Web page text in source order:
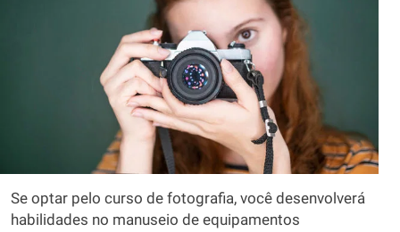
Se optar pelo curso de fotografia, você desenvolverá
habilidades no manuseio de equipamentos